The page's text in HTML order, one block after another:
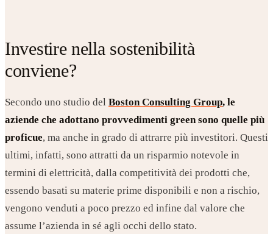
Investire nella sostenibilità
conviene?
Secondo uno studio del Boston Consulting Group, le
aziende che adottano provvedimenti green sono quelle più
proficue, ma anche in grado di attrarre più investitori. Questi
ultimi, infatti, sono attratti da un risparmio notevole in
termini di elettricità, dalla competitività dei prodotti che,
essendo basati su materie prime disponibili e non a rischio,
vengono venduti a poco prezzo ed infine dal valore che
assume l’azienda in sé agli occhi dello stato.